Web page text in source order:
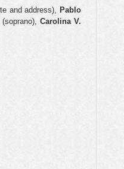
and address), Pablo
Carolina V.